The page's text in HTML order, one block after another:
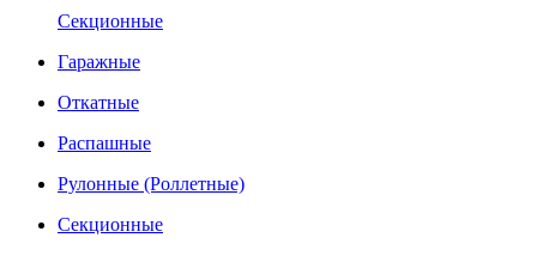
Секционные
Гаражные
Откатные
Распашные
Рулонные (Роллетные)
Секционные